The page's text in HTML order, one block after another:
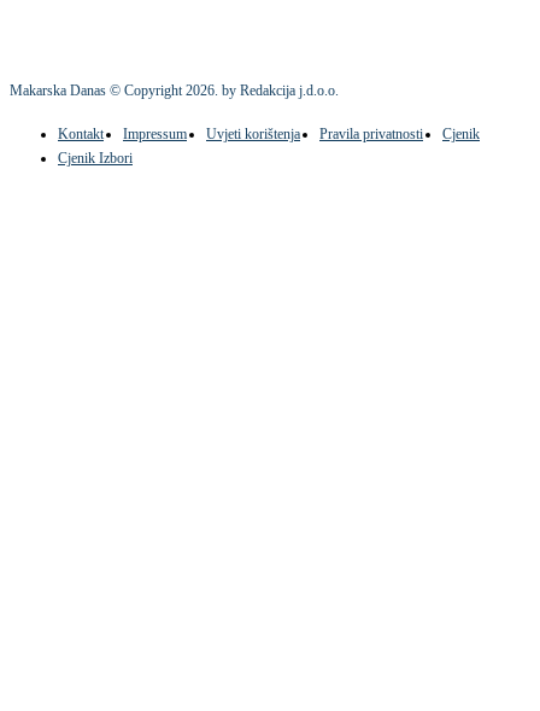
Makarska Danas © Copyright2026. by Redakcija j.d.o.o.
Kontakt Impressum Uvjeti korištenja Pravila privatnosti
Cjenik
Cjenik Izbori